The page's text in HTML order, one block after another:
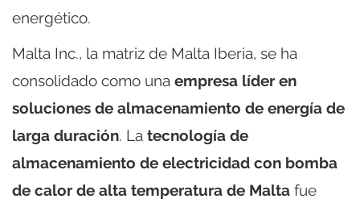
energético.
Malta Inc., la matriz de Malta Iberia, se ha
consolidado como una empresa líder en
soluciones de almacenamiento de energía de
larga duración. La tecnología de
almacenamiento de electricidad con bomba
de calor de alta temperatura de Malta fue